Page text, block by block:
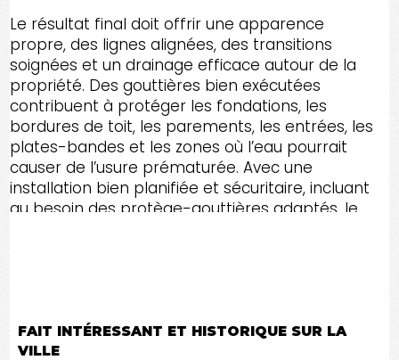
Le résultat final doit offrir une apparence
propre, des lignes alignées, des transitions
soignées et un drainage efficace autour de la
propriété. Des gouttières bien exécutées
contribuent à protéger les fondations, les
bordures de toit, les parements, les entrées, les
plates-bandes et les zones où l’eau pourrait
causer de l’usure prématurée. Avec une
installation bien planifiée et sécuritaire, incluant
au besoin des protège-gouttières adaptés, le
FAIT INTÉRESSANT ET HISTORIQUE SUR LA
VILLE